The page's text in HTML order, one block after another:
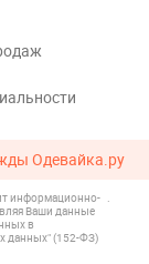
Одевайка.ру
информационно-
Ваши данные
в
данных" (152-ФЗ)
.